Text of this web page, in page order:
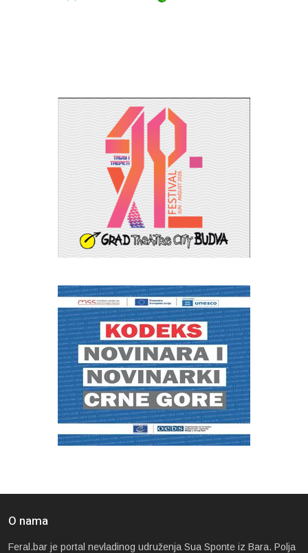
O nama
Feral.bar je portal nevladinog udruženja Sua Sponte iz Bara. Polja